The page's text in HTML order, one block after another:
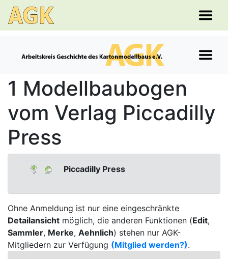
1 Modellbaubogen
vom Verlag Piccadilly
Press
Piccadilly Press
Ohne Anmeldung ist nur eine eingeschränkte
Detailansicht möglich, die anderen Funktionen (Edit,
Sammler, Merke, Aehnlich) stehen nur AGK-
Mitgliedern zur Verfügung (Mitglied werden?).